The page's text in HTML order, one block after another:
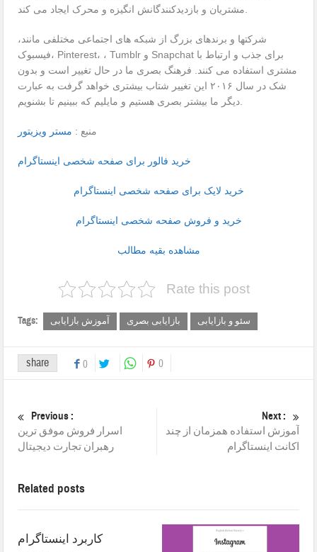
شرکت­ها و برندهای بزرگ از شبکه های اجتماعی مختلفی مانند،
فیسبوک، Pinterest، ، Tumblr و Snapchat برای جذب و ارتباط با
مشتری استفاده می ­کنند. فرهنگ بصری ما در حال تغییر است و بدون
شک در سال ۲۰۱۶ این تغییر شتاب بیشتری خواهد گرفت به عبارت
منبع : مستر ویزیتور
خرید فالور برای صفحه شخصی اینستاگرام
خرید لایک برای صفحه شخصی اینستاگرام
خرید و فروش صفحه شخصی اینستاگرام
مشاهده بقیه مطالب
Rate this post
Tags: آموزش بازایابی بازایابی بصری سئو و بازایابی
share 0 0
Previous :
اسرار فروش موفق ترین
رهبران تجارت دیجیتال
Next :
آموزش استفاده همزمان از چند
اکانت اینستاگرام
Related posts
کاربرد اینستاگرام